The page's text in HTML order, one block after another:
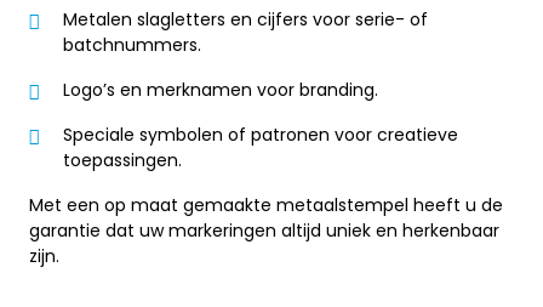
Metalen slagletters en cijfers voor serie- of
batchnummers.
Logo’s en merknamen voor branding.
Speciale symbolen of patronen voor creatieve
toepassingen.
Met een op maat gemaakte metaalstempel heeft u de
garantie dat uw markeringen altijd uniek en herkenbaar
zijn.